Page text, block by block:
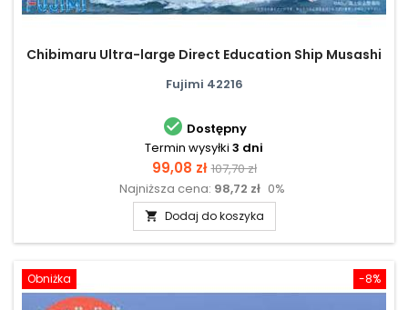
Chibimaru Ultra-large Direct Education Ship Musashi
Fujimi 42216
 Dostępny
Termin wysyłki 3 dni
Cena
99,08 zł Cena
podstawowa
107,70 zł
Najniższa cena: 98,72 zł 0%
 Dodaj do koszyka
-8%
Obniżka